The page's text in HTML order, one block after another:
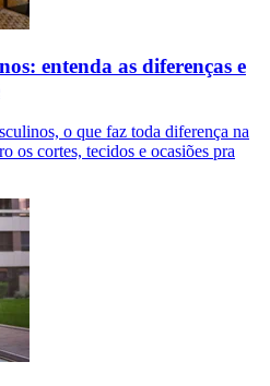
entenda as diferenças e
o que faz toda diferença na
os cortes, tecidos e ocasiões pra